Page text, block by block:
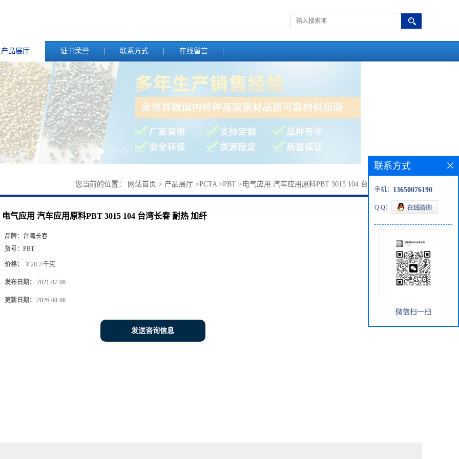
产品展厅 证书荣誉 联系方式 在线留言
您当前的位置： 网站首页 > 产品展厅 >PCTA>PBT >电气应用 汽车应用原料PBT 3015 104 台湾长春 耐热 加纤
电气应用 汽车应用原料PBT 3015 104 台湾长春 耐热 加纤
品牌： 台湾长春
货号： PBT
价格： ￥20.7/千克
发布日期： 2021-07-08
更新日期： 2026-08-06
发送咨询信息
联系方式
手机： 13650076190
Q Q：
微信扫一扫